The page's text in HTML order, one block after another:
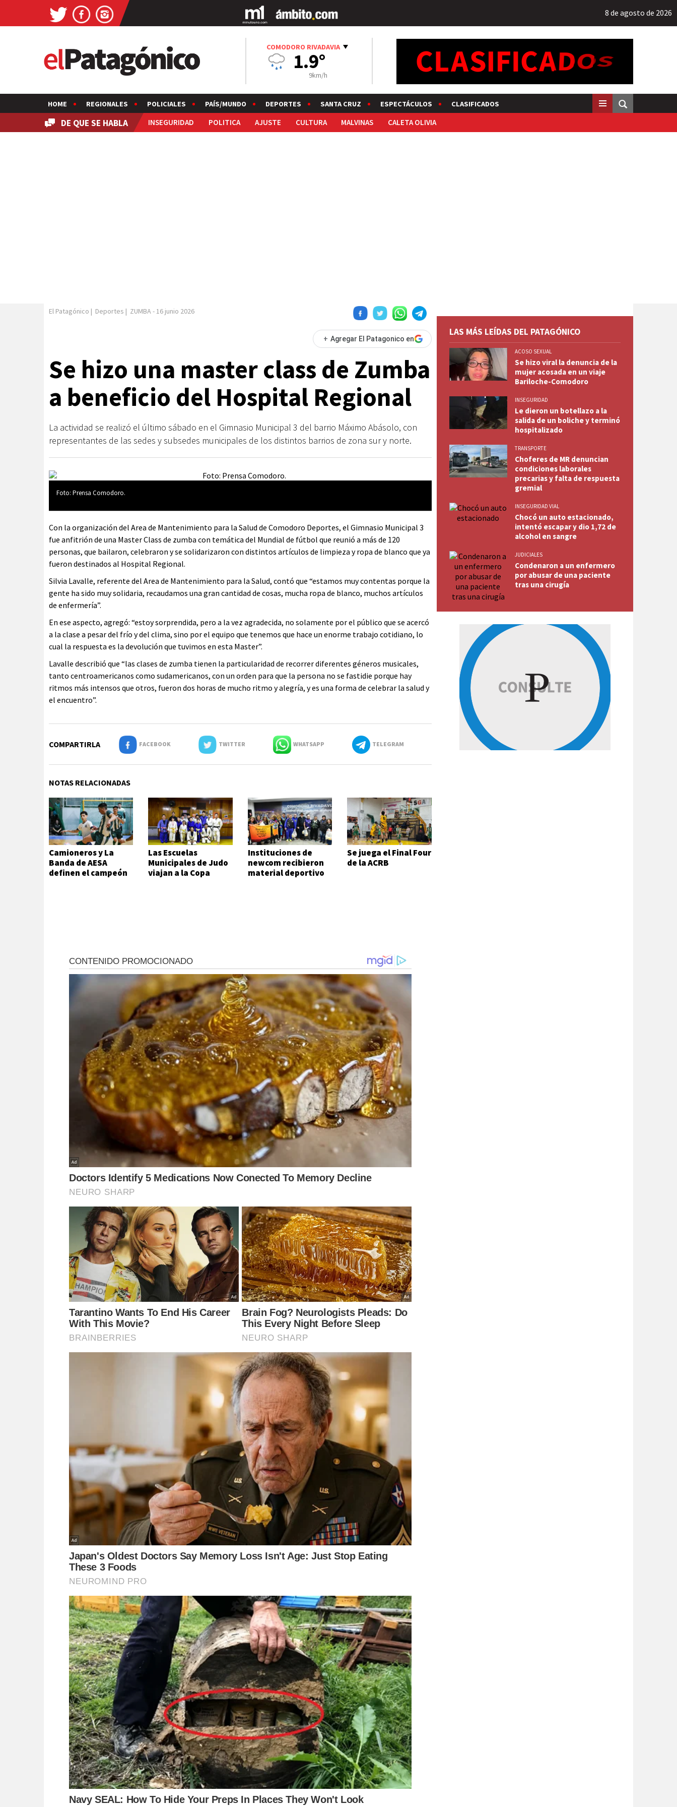
8 de agosto de 2026
COMODORO RIVADAVIA
1.9°
9km/h
HOME REGIONALES POLICIALES PAÍS/MUNDO DEPORTES SANTA CRUZ ESPECTÁCULOS CLASIFICADOS
DE QUE SE HABLA INSEGURIDAD POLITICA AJUSTE CULTURA MALVINAS CALETA OLIVIA
El Patagónico | Deportes | ZUMBA- 16 junio 2026
+ Agregar El Patagonico en
Se hizo una master class de Zumba
a beneficio del Hospital Regional
La actividad se realizó el último sábado en el Gimnasio Municipal 3 del barrio Máximo Abásolo, con
representantes de las sedes y subsedes municipales de los distintos barrios de zona sur y norte.
Foto: Prensa Comodoro.
Con la organización del Area de Mantenimiento para la Salud de Comodoro Deportes, el Gimnasio Municipal 3
fue anfitrión de una Master Class de zumba con temática del Mundial de fútbol que reunió a más de 120
personas, que bailaron, celebraron y se solidarizaron con distintos artículos de limpieza y ropa de blanco que ya
fueron destinados al Hospital Regional.
Silvia Lavalle, referente del Area de Mantenimiento para la Salud, contó que “estamos muy contentas porque la
gente ha sido muy solidaria, recaudamos una gran cantidad de cosas, mucha ropa de blanco, muchos artículos
de enfermería”.
En ese aspecto, agregó: “estoy sorprendida, pero a la vez agradecida, no solamente por el público que se acercó
a la clase a pesar del frío y del clima, sino por el equipo que tenemos que hace un enorme trabajo cotidiano, lo
cual la respuesta es la devolución que tuvimos en esta Master”.
Lavalle describió que “las clases de zumba tienen la particularidad de recorrer diferentes géneros musicales,
tanto centroamericanos como sudamericanos, con un orden para que la persona no se fastidie porque hay
ritmos más intensos que otros, fueron dos horas de mucho ritmo y alegría, y es una forma de celebrar la salud y
el encuentro”.
COMPARTIRLA FACEBOOK TWITTER WHATSAPP TELEGRAM
NOTAS RELACIONADAS
Camioneros y La
Banda de AESA
definen el campeón
Las Escuelas
Municipales de Judo
viajan a la Copa
Instituciones de
newcom recibieron
material deportivo
Se juega el Final Four
de la ACRB
LAS MÁS LEÍDAS DEL PATAGÓNICO
ACOSO SEXUAL
Se hizo viral la denuncia de la
mujer acosada en un viaje
Bariloche-Comodoro
INSEGURIDAD
Le dieron un botellazo a la
salida de un boliche y terminó
hospitalizado
TRANSPORTE
Choferes de MR denuncian
condiciones laborales
precarias y falta de respuesta
gremial
INSEGURIDAD VIAL
Chocó un auto estacionado,
intentó escapar y dio 1,72 de
alcohol en sangre
JUDICIALES
Condenaron a un enfermero
por abusar de una paciente
tras una cirugía